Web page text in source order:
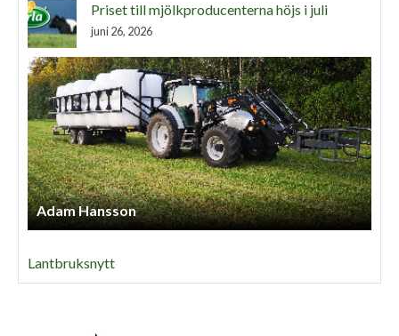
Priset till mjölkproducenterna höjs i juli
juni 26, 2026
Adam Hansson